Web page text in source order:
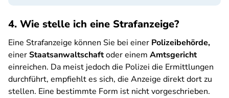
4. Wie stelle ich eine Strafanzeige?
Eine Strafanzeige können Sie bei einer Polizeibehörde,
einerStaatsanwaltschaftoder einem Amtsgericht
einreichen. Da meist jedoch die Polizei die Ermittlungen
durchführt, empfiehlt es sich, die Anzeige direkt dort zu
stellen. Eine bestimmte Form ist nicht vorgeschrieben.